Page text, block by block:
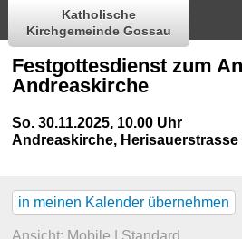
Katholische
Kirchgemeinde Gossau
Festgottesdienst zum
Andreaskirche
So. 30.11.2025, 10.00 Uhr
Andreaskirche, Herisauerstrasse
in meinen Kalender übernehmen
Ansicht: Mobile Standard